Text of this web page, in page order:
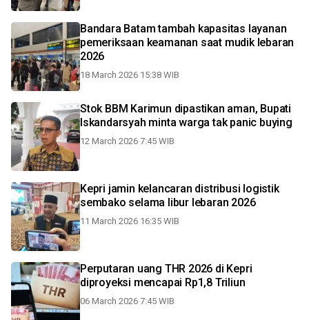
Bandara Batam tambah kapasitas layanan
pemeriksaan keamanan saat mudik lebaran
2026
18 March 2026 15:38 WIB
Stok BBM Karimun dipastikan aman, Bupati
Iskandarsyah minta warga tak panic buying
12 March 2026 7:45 WIB
Kepri jamin kelancaran distribusi logistik
sembako selama libur lebaran 2026
11 March 2026 16:35 WIB
Perputaran uang THR 2026 di Kepri
diproyeksi mencapai Rp1,8 Triliun
06 March 2026 7:45 WIB